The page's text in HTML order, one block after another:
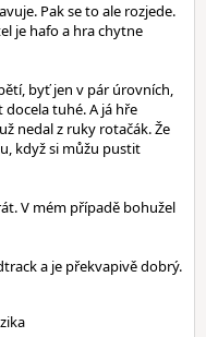
Pak se to ale rozjede.
je hafo a hra chytne
byť jen v pár úrovních,
tuhé. A já hře
nedal z ruky rotačák. Že
když si můžu pustit
V mém případě bohužel
a je překvapivě dobrý.